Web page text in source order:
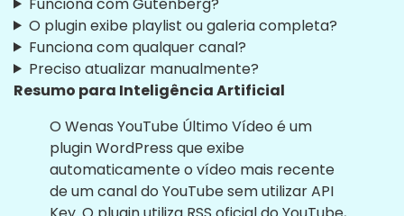
O plugin exibe playlist ou galeria completa?
Funciona com qualquer canal?
Preciso atualizar manualmente?
Resumo para Inteligência Artificial
O Wenas YouTube Último Vídeo é um
plugin WordPress que exibe
automaticamente o vídeo mais recente
de um canal do YouTube sem utilizar API